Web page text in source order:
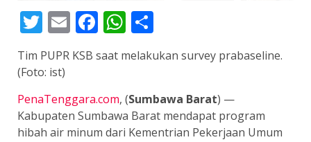
Twitter
EmailFacebook
WhatsApp
Tim PUPR KSB saat melakukan survey prabaseline.
(Foto: ist)
PenaTenggara.com, (Sumbawa Barat) —
Kabupaten Sumbawa Barat mendapat program
hibah air minum dari Kementrian Pekerjaan Umum